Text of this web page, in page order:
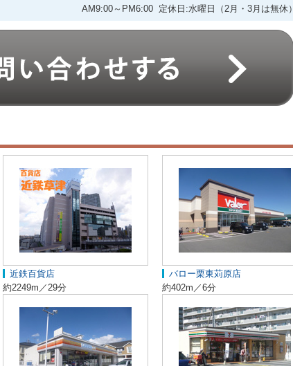
AM9:00～PM6:00 定休日:水曜日（2月・3月は無休）
近鉄百貨店
約2249m／29分
バロー栗東苅原店
約402m／6分